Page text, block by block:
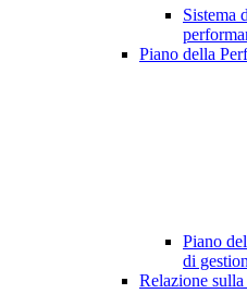
Sistema
Piano della
Piano
di
Relazione